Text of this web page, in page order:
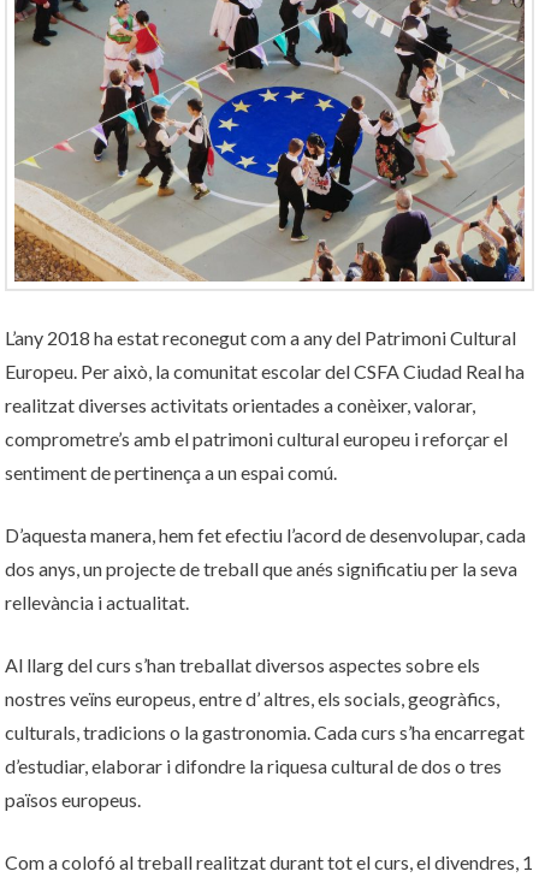
L’any 2018 ha estat reconegut com a any del Patrimoni Cultural
Europeu. Per això, la comunitat escolar del CSFA Ciudad Real ha
realitzat diverses activitats orientades a conèixer, valorar,
comprometre’s amb el patrimoni cultural europeu i reforçar el
sentiment de pertinença a un espai comú.
D’aquesta manera, hem fet efectiu l’acord de desenvolupar, cada
dos anys, un projecte de treball que anés significatiu per la seva
rellevància i actualitat.
Al llarg del curs s’han treballat diversos aspectes sobre els
nostres veïns europeus, entre d’ altres, els socials, geogràfics,
culturals, tradicions o la gastronomia. Cada curs s’ha encarregat
d’estudiar, elaborar i difondre la riquesa cultural de dos o tres
països europeus.
Com a colofó al treball realitzat durant tot el curs, el divendres, 1